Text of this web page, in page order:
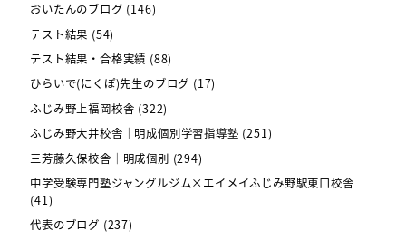
おいたんのブログ (146)
テスト結果 (54)
テスト結果・合格実績 (88)
ひらいで(にくぽ)先生のブログ (17)
ふじみ野上福岡校舎 (322)
ふじみ野大井校舎｜明成個別学習指導塾 (251)
三芳藤久保校舎｜明成個別 (294)
中学受験専門塾ジャングルジム×エイメイふじみ野駅東口校舎
(41)
代表のブログ (237)